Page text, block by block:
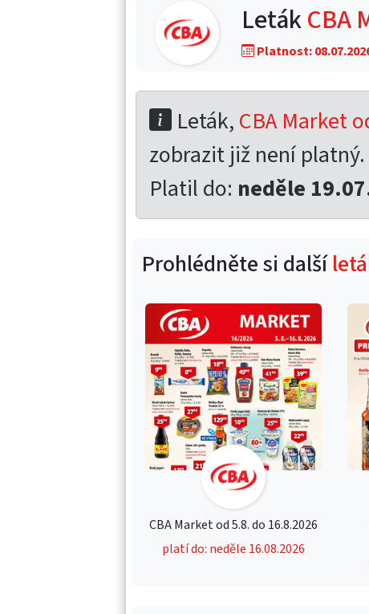
LetákCBA
Platnost:
Leták, CBA Market
zobrazit již není platný.
Platil do: neděle
Prohlédněte si další
CBA Market od 5.8. do 16.8.2026
platí do: neděle 16.08.2026